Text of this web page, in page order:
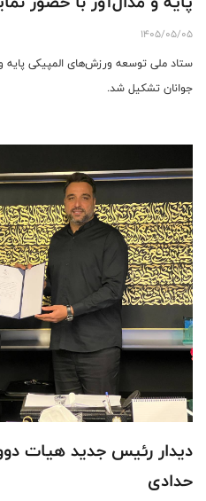
1405/05/05
ستاد ملی توسعه ورزش‌های المپیکی پایه
جوانان تشکیل شد.
دیدار رئیس جدید هیات
حدادی